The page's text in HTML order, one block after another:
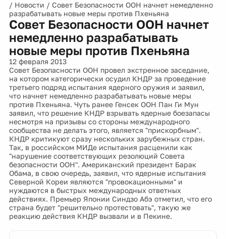
/ Новости / Совет Безопасности ООН начнет немедленно
разрабатывать новые меры против Пхеньяна
Совет Безопасности ООН начнет
немедленно разрабатывать
новые меры против Пхеньяна
12 февраля 2013
Совет Безопасности ООН провел экстренное заседание,
на котором категорически осудил КНДР за проведение
третьего подряд испытания ядерного оружия и заявил,
что начнет немедленно разрабатывать новые меры
против Пхеньяна. Чуть ранее Генсек ООН Пан Ги Мун
заявил, что решение КНДР взрывать ядерные боезапасы
несмотря на призывы со стороны международного
сообщества не делать этого, является "прискорбным".
КНДР критикуют сразу нескольких зарубежных стран.
Так, в российском МИДе испытания расценили как
"нарушение соответствующих резолюций Совета
безопасности ООН". Американский президент Барак
Обама, в свою очередь, заявил, что ядерные испытания
Северной Кореи являются "провокационными" и
нуждаются в быстрых международных ответных
действиях. Премьер Японии Синдзо Абэ отметил, что его
страна будет "решительно протестовать", такую же
реакцию действия КНДР вызвали и в Пекине.